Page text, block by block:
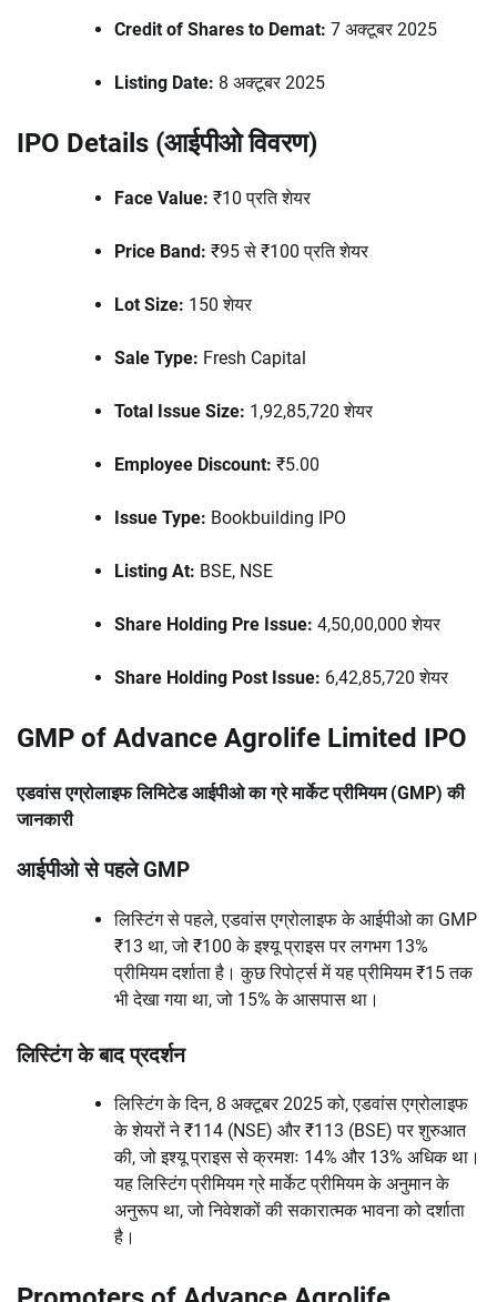
Credit of Shares to Demat: 7 अक्टूबर 2025
Listing Date: 8 अक्टूबर 2025
IPO Details (आईपीओ विवरण)
Face Value: ₹10 प्रति शेयर
Price Band: ₹95 से ₹100 प्रति शेयर
Lot Size: 150 शेयर
Sale Type: Fresh Capital
Total Issue Size: 1,92,85,720 शेयर
Employee Discount: ₹5.00
Issue Type: Bookbuilding IPO
Listing At: BSE, NSE
Share Holding Pre Issue: 4,50,00,000 शेयर
Share Holding Post Issue: 6,42,85,720 शेयर
GMP of Advance Agrolife Limited IPO
एडवांस एग्रोलाइफ लिमिटेड आईपीओ का ग्रे मार्केट प्रीमियम (GMP) की
जानकारी
आईपीओ से पहले GMP
लिस्टिंग से पहले, एडवांस एग्रोलाइफ के आईपीओ का GMP
₹13 था, जो ₹100 के इश्यू प्राइस पर लगभग 13%
प्रीमियम दर्शाता है। कुछ रिपोर्ट्स में यह प्रीमियम ₹15 तक
भी देखा गया था, जो 15% के आसपास था।
लिस्टिंग के बाद प्रदर्शन
लिस्टिंग के दिन, 8 अक्टूबर 2025 को, एडवांस एग्रोलाइफ
के शेयरों ने ₹114 (NSE) और ₹113 (BSE) पर शुरुआत
की, जो इश्यू प्राइस से क्रमशः 14% और 13% अधिक था।
यह लिस्टिंग प्रीमियम ग्रे मार्केट प्रीमियम के अनुमान के
अनुरूप था, जो निवेशकों की सकारात्मक भावना को दर्शाता
है।